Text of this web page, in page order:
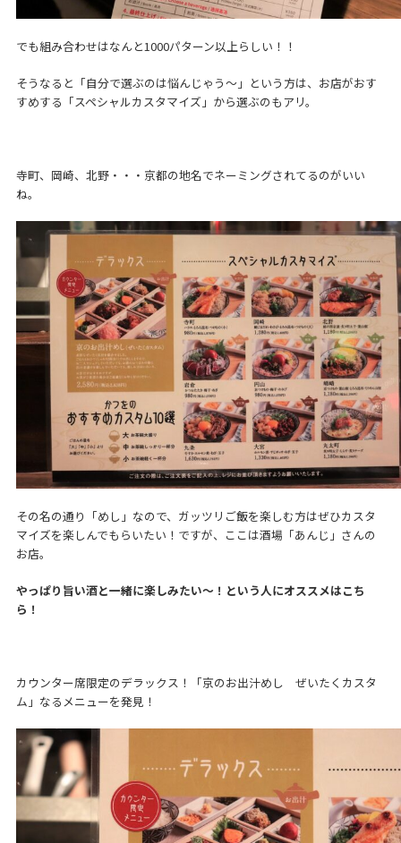
でも組み合わせはなんと1000パターン以上らしい！！
そうなると「自分で選ぶのは悩んじゃう～」という方は、お店がおす
すめする「スペシャルカスタマイズ」から選ぶのもアリ。
寺町、岡崎、北野・・・京都の地名でネーミングされてるのがいい
ね。
その名の通り「めし」なので、ガッツリご飯を楽しむ方はぜひカスタ
マイズを楽しんでもらいたい！ですが、ここは酒場「あんじ」さんの
お店。
やっぱり旨い酒と一緒に楽しみたい～！という人にオススメはこち
ら！
カウンター席限定のデラックス！「京のお出汁めし ぜいたくカスタ
ム」なるメニューを発見！